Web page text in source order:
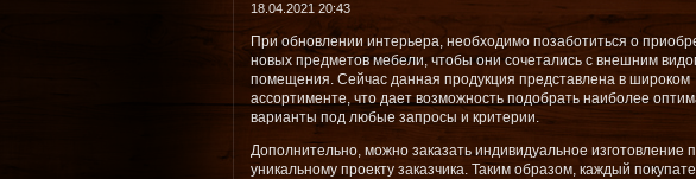
18.04.2021 20:43
При обновлении интерьера, необходимо позаботиться о
новых предметов мебели, чтобы они сочетались с внешним
помещения. Сейчас данная продукция представлена в широком
ассортименте, что дает возможность подобрать наиболее
варианты под любые запросы и критерии.
Дополнительно, можно заказать индивидуальное изготовление
уникальному проекту заказчика. Таким образом, каждый